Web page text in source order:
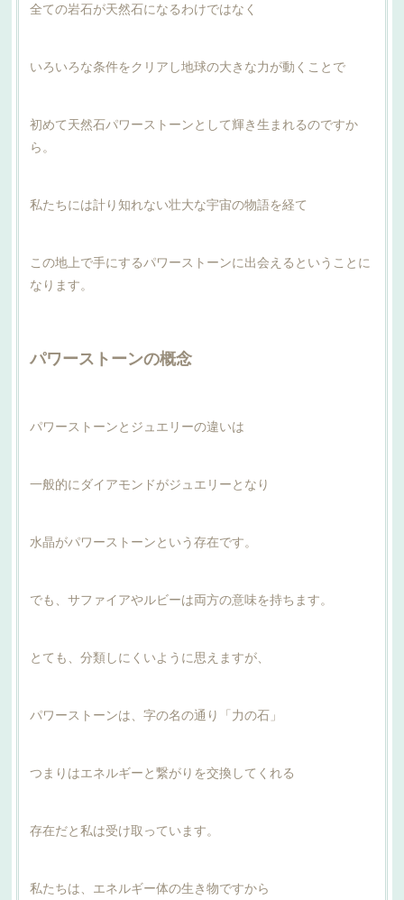
全ての岩石が天然石になるわけではなく
いろいろな条件をクリアし地球の大きな力が動くことで
初めて天然石パワーストーンとして輝き生まれるのですか
ら。
私たちには計り知れない壮大な宇宙の物語を経て
この地上で手にするパワーストーンに出会えるということに
なります。
パワーストーンの概念
パワーストーンとジュエリーの違いは
一般的にダイアモンドがジュエリーとなり
水晶がパワーストーンという存在です。
でも、サファイアやルビーは両方の意味を持ちます。
とても、分類しにくいように思えますが、
パワーストーンは、字の名の通り「力の石」
つまりはエネルギーと繋がりを交換してくれる
存在だと私は受け取っています。
私たちは、エネルギー体の生き物ですから